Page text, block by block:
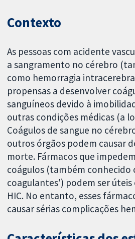
Contexto
As pessoas com acidente
a sangramento no cérebro
como hemorragia
propensas a desenvolver
sanguíneos devido à
outras condições médicas (a
Coágulos de sangue no
outros órgãos podem causar
morte. Fármacos que
coágulos (também conhecido
coagulantes') podem ser úteis
HIC. No entanto, esses
causar sérias complicações